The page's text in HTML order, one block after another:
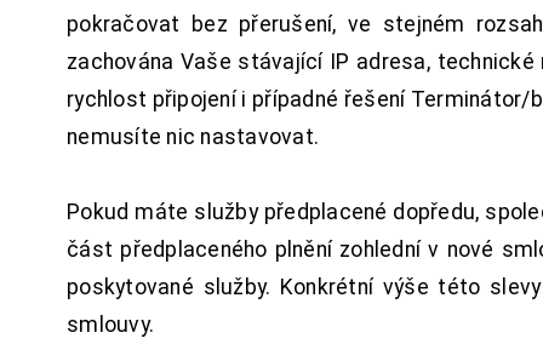
pokračovat bez přerušení, ve stejném
zachována Vaše stávající IP adresa, technické
rychlost připojení i případné řešení Terminátor/
nemusíte nic nastavovat.
Pokud máte služby předplacené dopředu,
část předplaceného plnění zohlední v nové
poskytované služby. Konkrétní výše této
smlouvy.